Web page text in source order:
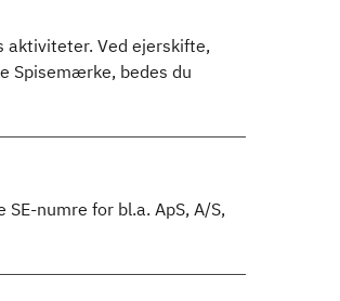
aktiviteter. Ved ejerskifte,
Spisemærke, bedes du
numre for bl.a. ApS, A/S,